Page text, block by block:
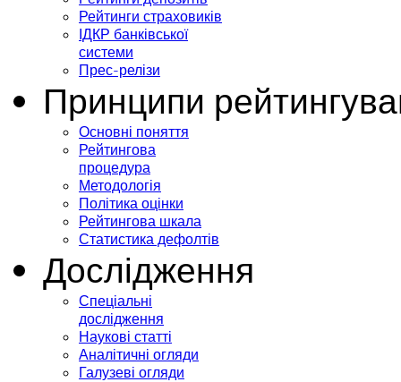
Рейтинги страховиків
ІДКР банківської
системи
Прес-релізи
Принципи
Основні поняття
Рейтингова
процедура
Методологія
Політика оцінки
Рейтингова шкала
Статистика дефолтів
Дослідження
Спеціальні
дослідження
Наукові статті
Аналітичні огляди
Галузеві огляди